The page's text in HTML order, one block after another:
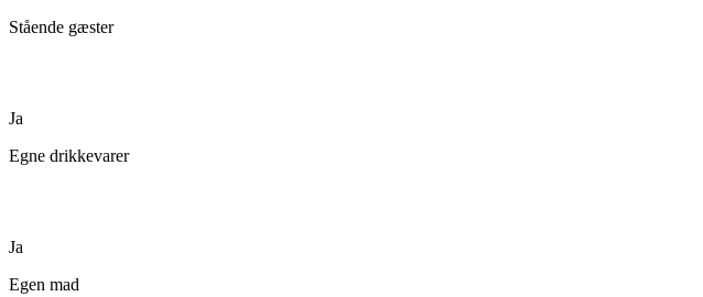
Stående gæster
Ja
Egne drikkevarer
Ja
Egen mad